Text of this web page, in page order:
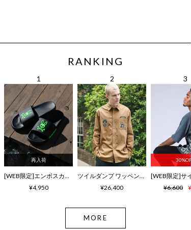
RANKING
再入荷
[WEB限定]エンボスカラーロゴ シャワーサンダル
¥4,950
ツイルダンプ ワッペン刺繍ワッシャーシャツ
¥26,400
¥6,600
MORE